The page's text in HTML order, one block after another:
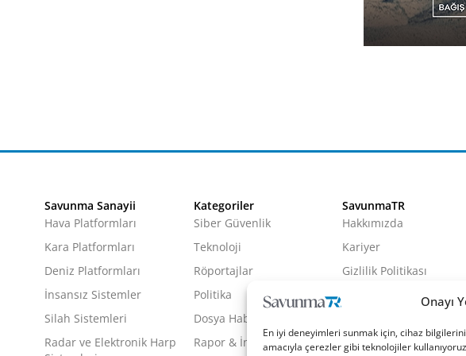
Onayı
En iyi deneyimleri sunmak için, cihaz
amacıyla çerezler gibi teknolojiler
Savunma Sanayii
Hava Platformları
Kara Platformları
Deniz Platformları
İnsansız Sistemler
Silah Sistemleri
Radar ve Elektronik Harp
Kategoriler
Siber Güvenlik
Teknoloji
Röportajlar
Politika
Dosya Haber
Rapor & İnfografik
SavunmaTR
Hakkımızda
Kariyer
Gizlilik Politikası